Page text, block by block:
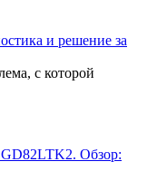
и решение за
с которой
Обзор: